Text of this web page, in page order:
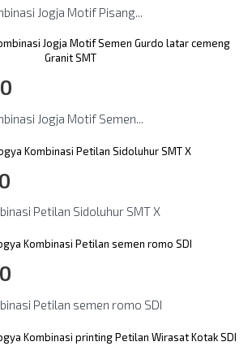
Jogja Motif Pisang...
Jogja Motif Semen...
Petilan Sidoluhur SMT X
Petilan semen romo SDI